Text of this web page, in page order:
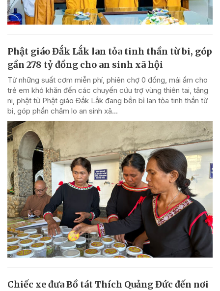
Phật giáo Đắk Lắk lan tỏa tinh thần từ bi, góp
gần 278 tỷ đồng cho an sinh xã hội
Từ những suất cơm miễn phí, phiên chợ 0 đồng, mái ấm cho
trẻ em khó khăn đến các chuyến cứu trợ vùng thiên tai, tăng
ni, phật tử Phật giáo Đắk Lắk đang bền bỉ lan tỏa tinh thần từ
bi, góp phần chăm lo an sinh xã...
Chiếc xe đưa Bồ tát Thích Quảng Đức đến nơi